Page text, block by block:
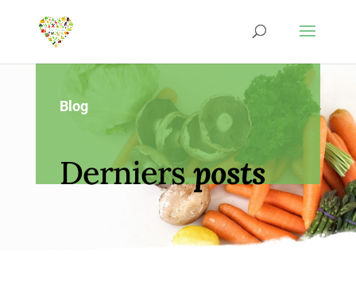
Blog
Derniersposts